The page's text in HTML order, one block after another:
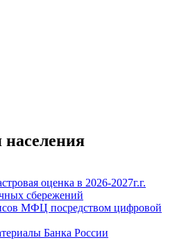
оценка в 2026-2027г.г.
сбережений
МФЦ посредством цифровой
Банка России